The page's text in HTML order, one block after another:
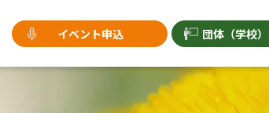
イベント申込 団体（学校）